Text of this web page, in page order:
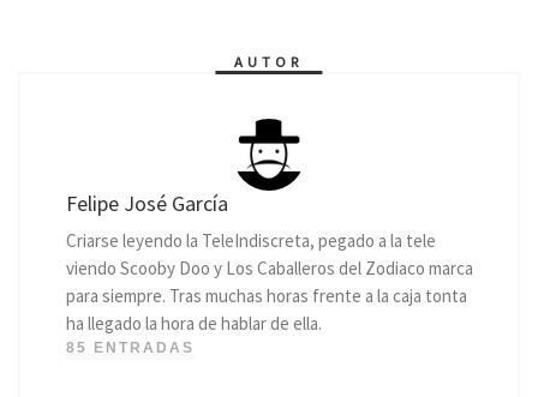
AUTOR
Felipe José García
Criarse leyendo la TeleIndiscreta, pegado a la tele
viendo Scooby Doo y Los Caballeros del Zodiaco marca
para siempre. Tras muchas horas frente a la caja tonta
ha llegado la hora de hablar de ella.
85 ENTRADAS